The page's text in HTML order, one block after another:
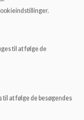
er den 3. og 4.
på
årsager ikke
til at følge de
at følge de besøgendes